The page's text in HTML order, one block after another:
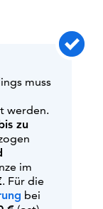
muss
werden.
zu
im
. Für die
bei